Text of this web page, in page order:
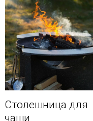
Столешница для
чаши